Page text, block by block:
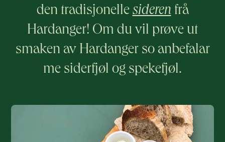
den tradisjonellesiderenfrå
Hardanger! Om du vil prøve ut
smaken av Hardanger so anbefalar
me siderfjøl og spekefjøl.